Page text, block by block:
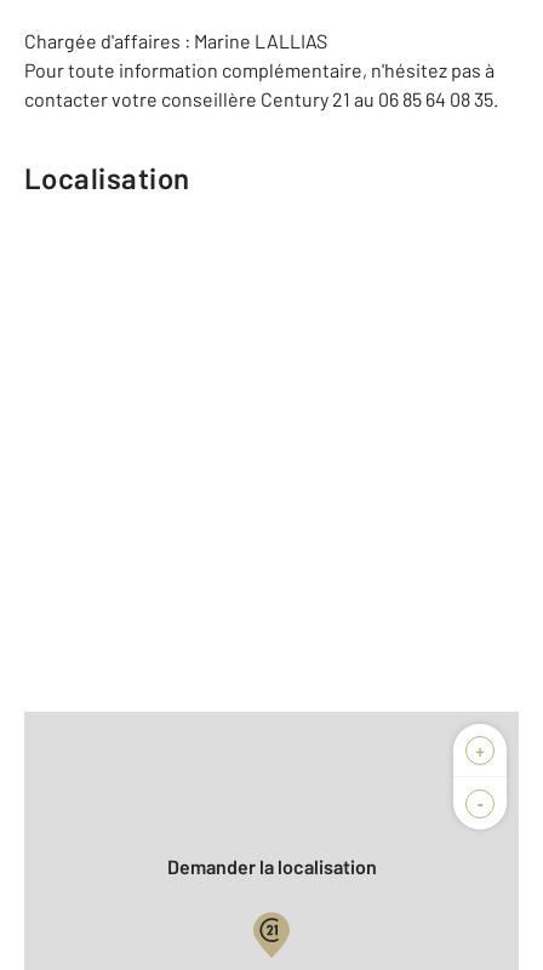
Chargée d'affaires : Marine LALLIAS
Pour toute information complémentaire, n'hésitez pas à
contacter votre conseillère Century 21 au 06 85 64 08 35.
Localisation
+
-
Biens vendus
Demander la localisation